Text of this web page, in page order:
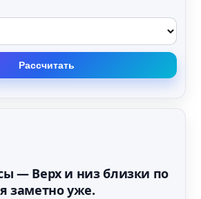
Рассчитать
— Верх и низ близки по
заметно уже.